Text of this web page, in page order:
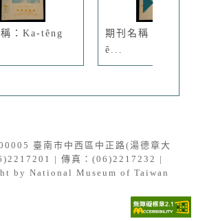
：Ka-têng
期刊名稱：Ka-têng
ê...
臺南市中西區中正路(湯德章大
| 傳真：(06)2217232 |
by National Museum of Taiwan